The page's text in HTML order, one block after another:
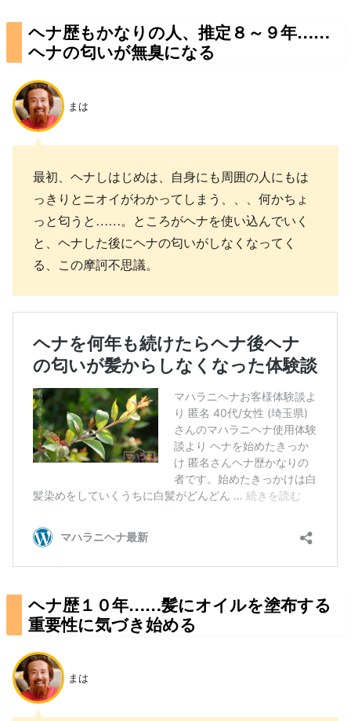
ヘナ歴もかなりの人、推定８～９年……
ヘナの匂いが無臭になる
まは
最初、ヘナしはじめは、自身にも周囲の人にもは
っきりとニオイがわかってしまう、、、何かちょ
っと匂うと……。ところがヘナを使い込んでいく
と、ヘナした後にヘナの匂いがしなくなってく
る、この摩訶不思議。
ヘナ歴１０年……髪にオイルを塗布する
重要性に気づき始める
まは